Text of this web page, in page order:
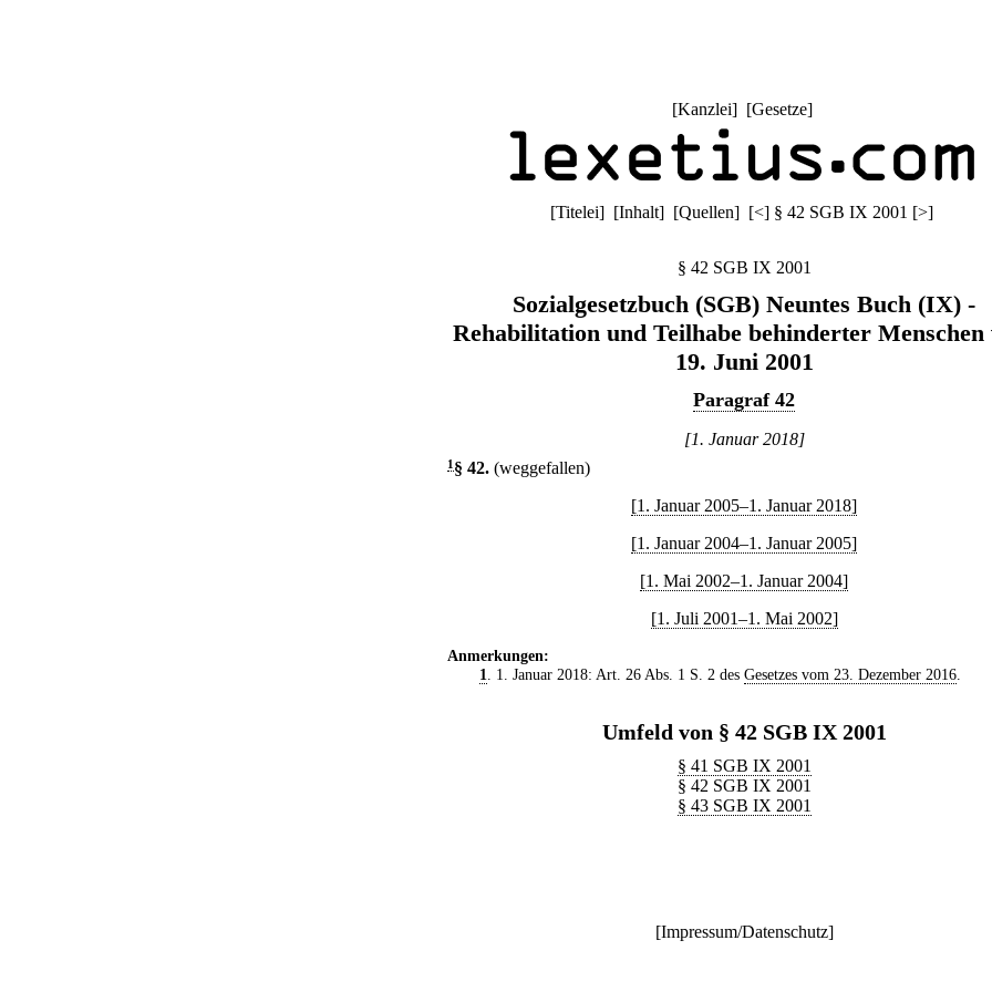
[Kanzlei] [Gesetze]
[Titelei] [Inhalt] [Quellen] [<] § 42 SGB IX 2001 [>]
§ 42 SGB IX 2001
Sozialgesetzbuch (SGB) Neuntes Buch (IX) -
Rehabilitation und Teilhabe behinderter Menschen
19. Juni 2001
Paragraf 42
[1. Januar 2018]
1 § 42. (weggefallen)
[1. Januar 2005–1. Januar 2018]
[1. Januar 2004–1. Januar 2005]
[1. Mai 2002–1. Januar 2004]
[1. Juli 2001–1. Mai 2002]
Anmerkungen:
1
. 1. Januar 2018: Art. 26 Abs. 1 S. 2 des Gesetzes vom 23. Dezember 2016.
Umfeld von § 42 SGB IX 2001
§ 41 SGB IX 2001
§ 42 SGB IX 2001
§ 43 SGB IX 2001
[Impressum/Datenschutz]